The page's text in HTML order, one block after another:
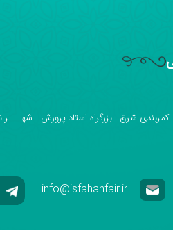
شرق - بزرگراه استاد پرورش -
info@isfahanfair.ir